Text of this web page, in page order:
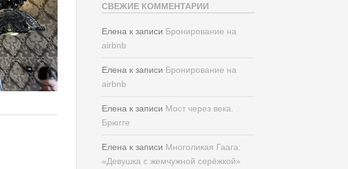
СВЕЖИЕ КОММЕНТАРИИ
Елена к записи Бронирование на
airbnb
Елена к записи Бронирование на
airbnb
Елена к записи Мост через века.
Брюгге
Елена к записи Многоликая Гаага:
«Девушка с жемчужной серёжкой»